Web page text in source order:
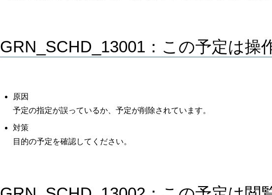
GRN_SCHD_13001：この予定は操
原因
予定の指定が誤っているか、予定が削除されています。
対策
目的の予定を確認してください。